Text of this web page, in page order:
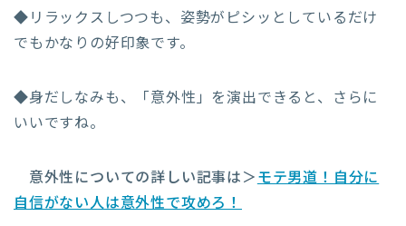
◆リラックスしつつも、姿勢がピシッとしているだけ
でもかなりの好印象です。
◆身だしなみも、「意外性」を演出できると、さらに
いいですね。
意外性についての詳しい記事は＞モテ男道！自分に
自信がない人は意外性で攻めろ！